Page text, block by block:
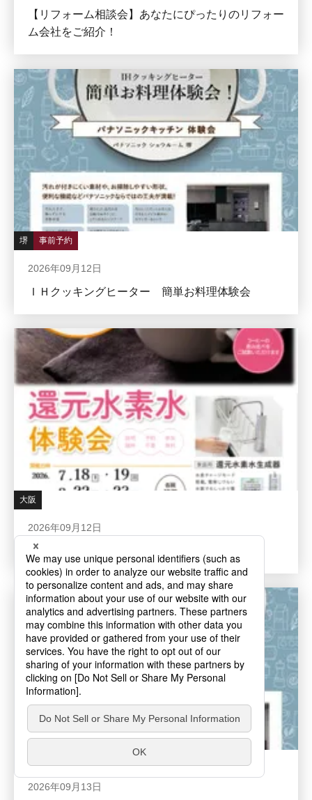
【リフォーム相談会】あなたにぴったりのリフォー
ム会社をご紹介！
堺 事前予約
2026年09月12日
ＩＨクッキングヒーター 簡単お料理体験会
大阪
2026年09月12日
【9月12日・13日開催】 還元水素水体験会
2026年09月13日